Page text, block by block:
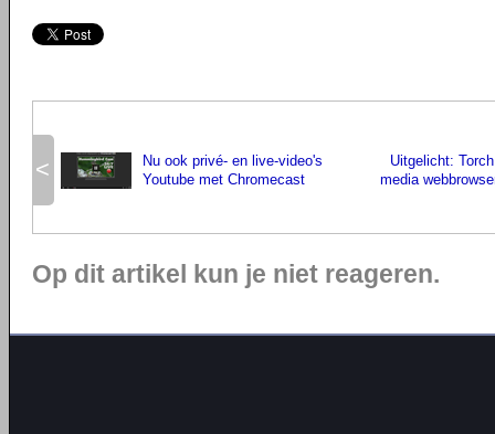
<
Nu ook privé- en live-video's
Youtube met Chromecast
Uitgelicht:
media
Op dit artikel kun je niet reageren.